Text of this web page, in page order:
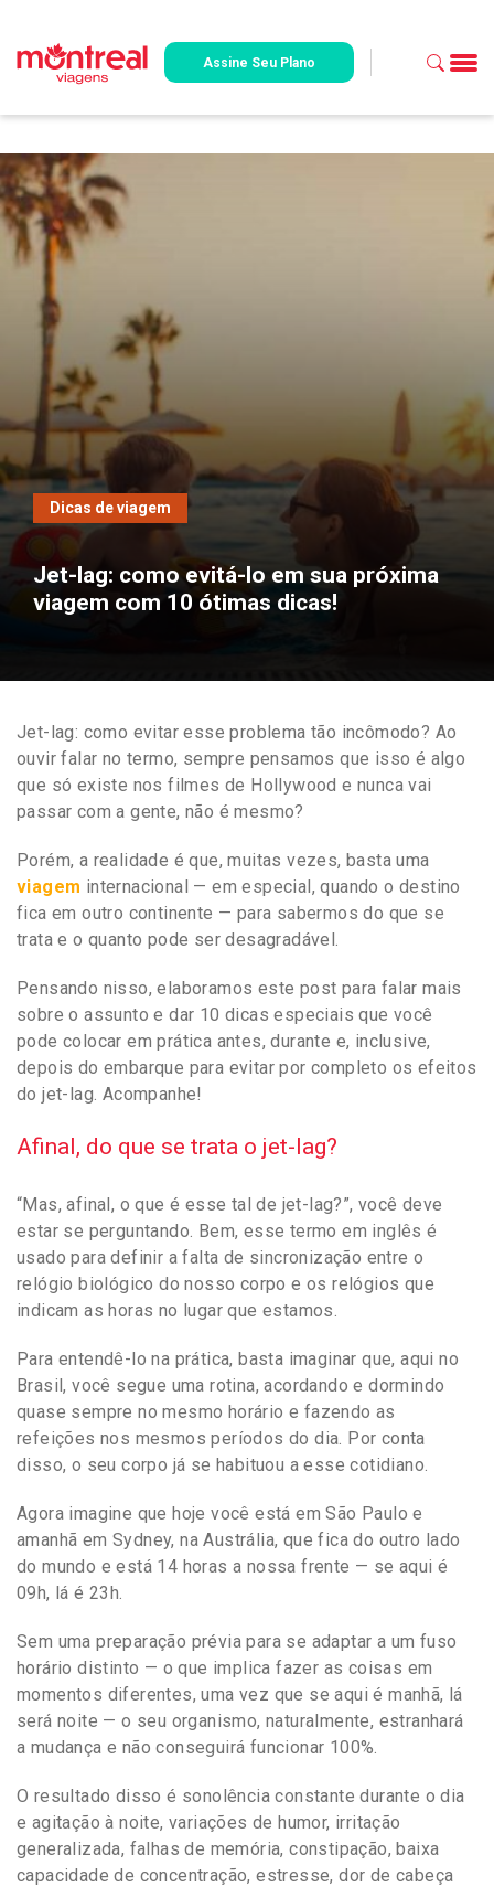
Assine Seu Plano
Dicas de viagem
Jet-lag: como evitá-lo em sua próxima
viagem com 10 ótimas dicas!
Jet-lag: como evitar esse problema tão incômodo? Ao
ouvir falar no termo, sempre pensamos que isso é algo
que só existe nos filmes de Hollywood e nunca vai
passar com a gente, não é mesmo?
Porém, a realidade é que, muitas vezes, basta uma
viagem internacional — em especial, quando o destino
fica em outro continente — para sabermos do que se
trata e o quanto pode ser desagradável.
Pensando nisso, elaboramos este post para falar mais
sobre o assunto e dar 10 dicas especiais que você
pode colocar em prática antes, durante e, inclusive,
depois do embarque para evitar por completo os efeitos
do jet-lag. Acompanhe!
Afinal, do que se trata o jet-lag?
“Mas, afinal, o que é esse tal de jet-lag?”, você deve
estar se perguntando. Bem, esse termo em inglês é
usado para definir a falta de sincronização entre o
relógio biológico do nosso corpo e os relógios que
indicam as horas no lugar que estamos.
Para entendê-lo na prática, basta imaginar que, aqui no
Brasil, você segue uma rotina, acordando e dormindo
quase sempre no mesmo horário e fazendo as
refeições nos mesmos períodos do dia. Por conta
disso, o seu corpo já se habituou a esse cotidiano.
Agora imagine que hoje você está em São Paulo e
amanhã em Sydney, na Austrália, que fica do outro lado
do mundo e está 14 horas a nossa frente — se aqui é
09h, lá é 23h.
Sem uma preparação prévia para se adaptar a um fuso
horário distinto — o que implica fazer as coisas em
momentos diferentes, uma vez que se aqui é manhã, lá
será noite — o seu organismo, naturalmente, estranhará
a mudança e não conseguirá funcionar 100%.
O resultado disso é sonolência constante durante o dia
e agitação à noite, variações de humor, irritação
generalizada, falhas de memória, constipação, baixa
capacidade de concentração, estresse, dor de cabeça